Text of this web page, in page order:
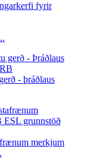
- þráðlaus
merkjum